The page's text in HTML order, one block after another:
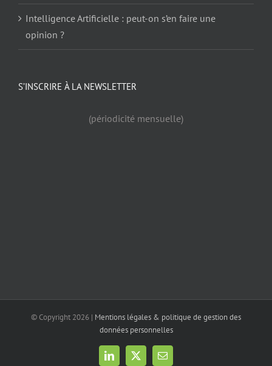
Intelligence Artificielle : peut-on s’en faire une
opinion ?
S’INSCRIRE À LA NEWSLETTER
(périodicité mensuelle)
© Copyright 2026 | Mentions légales & politique de gestion des
données personnelles
LinkedIn
X Email